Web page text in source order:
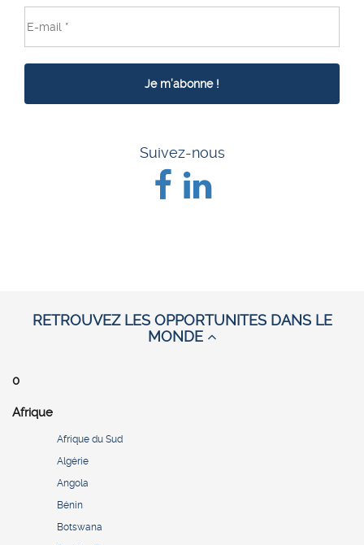
Suivez-nous
RETROUVEZ LES OPPORTUNITES DANS LE
MONDE
0
Afrique
Afrique du Sud
Algérie
Angola
Bénin
Botswana